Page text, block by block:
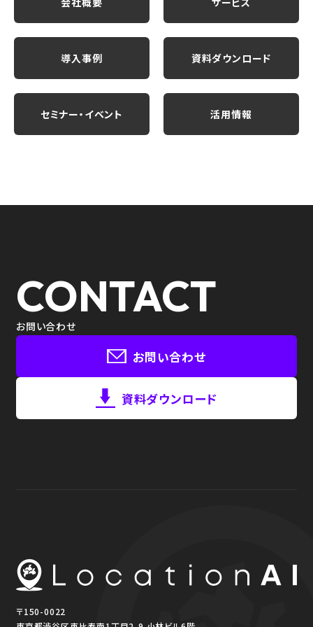
導入事例 資料ダウンロード
セミナー・イベント 活用情報
CONTACT
お問い合わせ
お問い合わせ
資料ダウンロード
〒150-0022